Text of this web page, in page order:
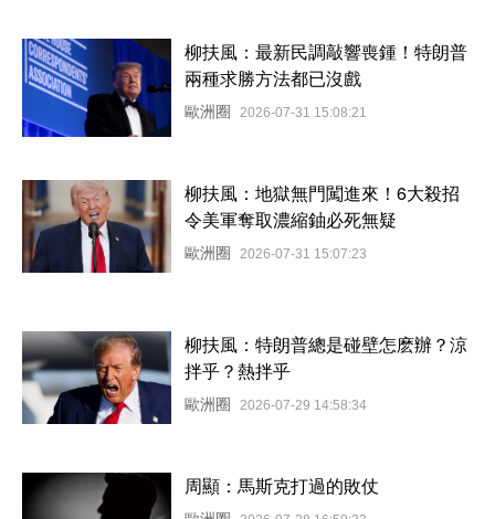
柳扶風：最新民調敲響喪鍾！特朗普
兩種求勝方法都已沒戲
歐洲圈 2026-07-31 15:08:21
柳扶風：地獄無門闖進來！6大殺招
令美軍奪取濃縮鈾必死無疑
歐洲圈 2026-07-31 15:07:23
柳扶風：特朗普總是碰壁怎麽辦？涼
拌乎？熱拌乎
歐洲圈 2026-07-29 14:58:34
周顯：馬斯克打過的敗仗